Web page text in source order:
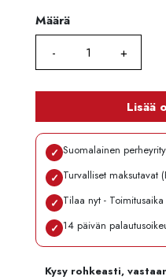
Määrä
Määrä
Lisää
✓ Suomalainen
✓ Turvalliset maksutavat
✓ Tilaa nyt -
✓ 14 päivän
Kysy rohkeasti,